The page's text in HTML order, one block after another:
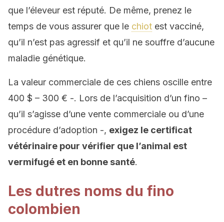
que l’éleveur est réputé. De même, prenez le
temps de vous assurer que le chiot est vacciné,
qu’il n’est pas agressif et qu’il ne souffre d’aucune
maladie génétique.
La valeur commerciale de ces chiens oscille entre
400 $ – 300 € -. Lors de l’acquisition d’un fino –
qu’il s’agisse d’une vente commerciale ou d’une
procédure d’adoption -, exigez le certificat
vétérinaire pour vérifier que l’animal est
vermifugé et en bonne santé.
Les dutres noms du fino
colombien